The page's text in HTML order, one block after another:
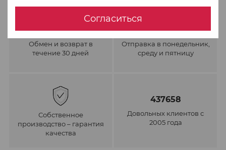
Согласиться
Обмен и возврат в
течение 30 дней
Отправка в понедельник,
среду и пятницу
Собственное
производство – гарантия
качества
437658
Довольных клиентов с
2005 года